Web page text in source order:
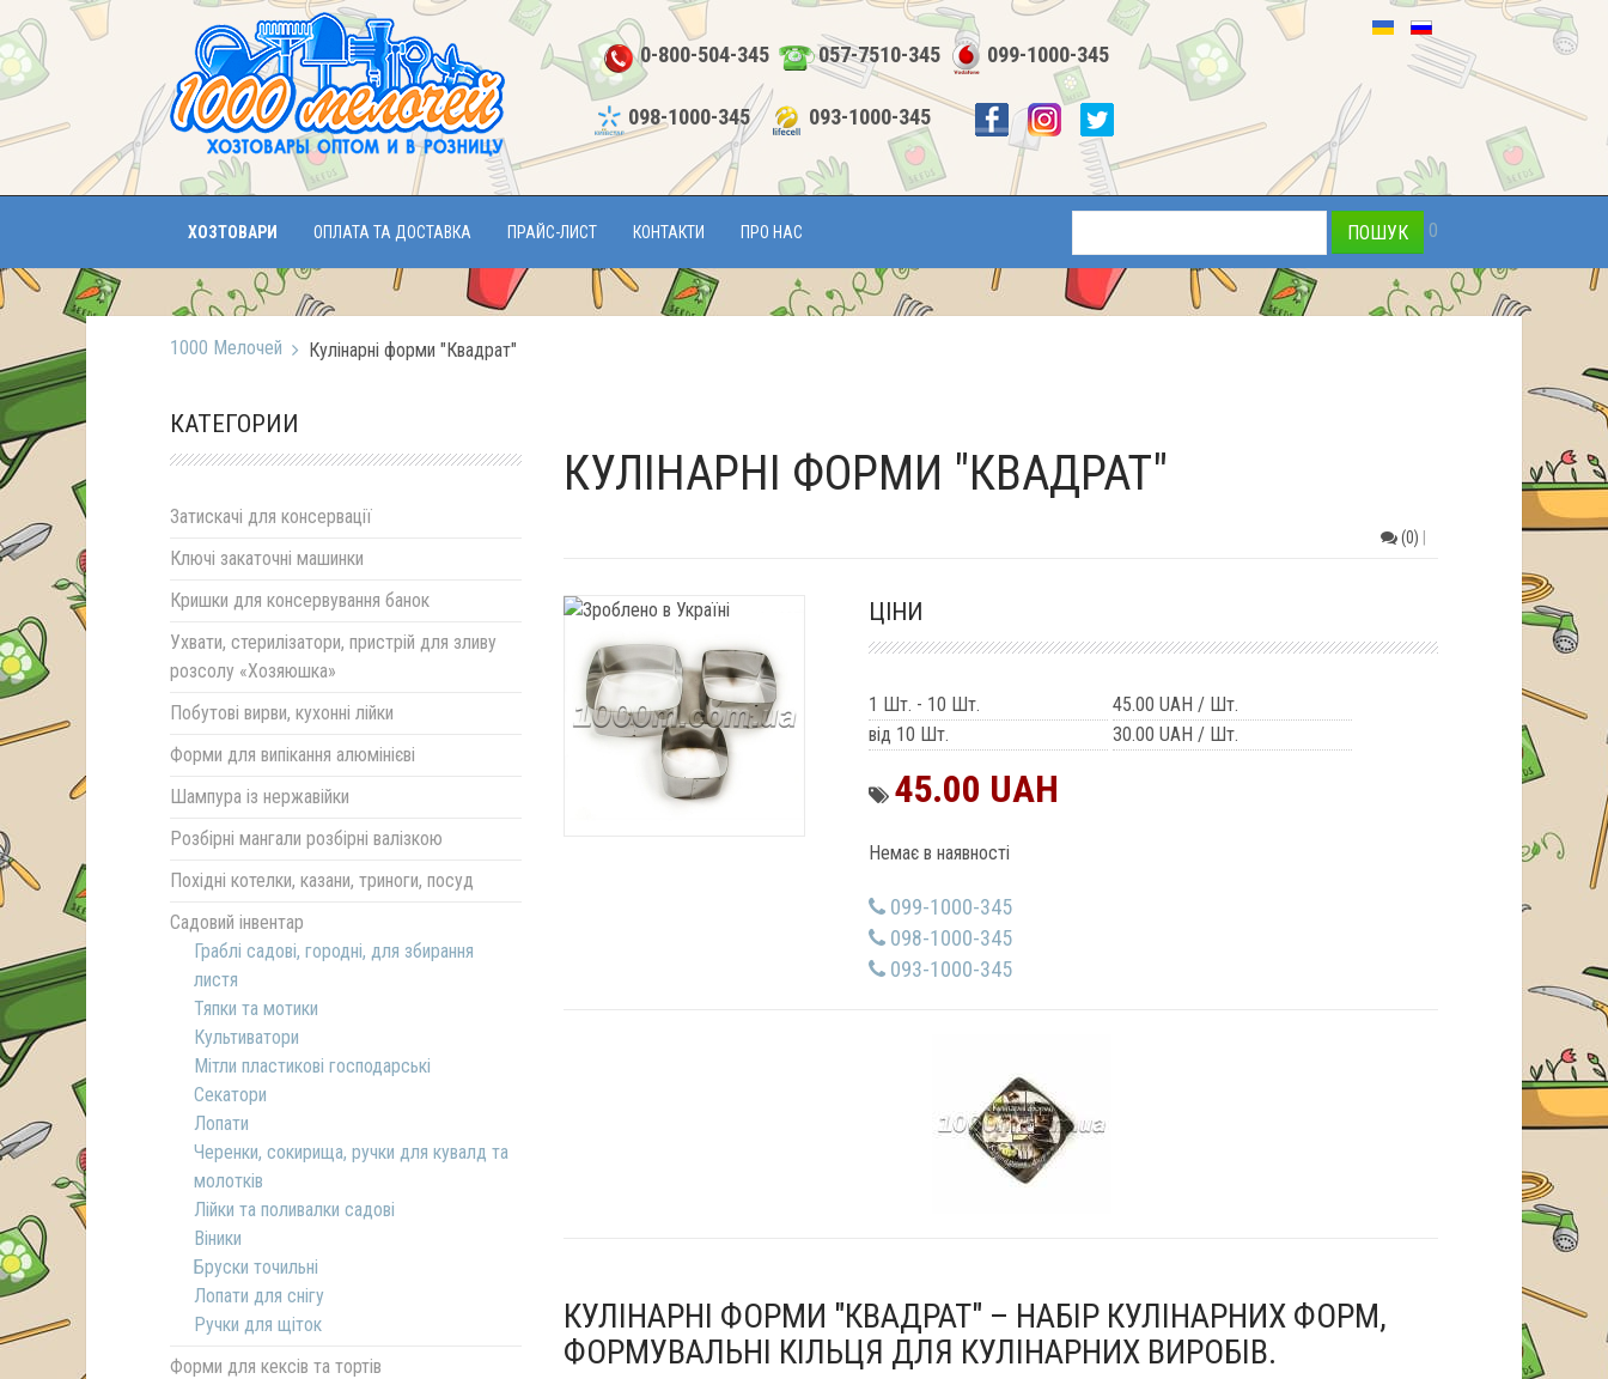
0-800-504-345 057-7510-345 099-1000-345
098-1000-345 093-1000-345
0
ХОЗТОВАРИ ОПЛАТА ТА ДОСТАВКА ПРАЙС-ЛИСТ КОНТАКТИ ПРО НАС
1000 Мелочей Кулінарні форми "Квадрат"
КУЛІНАРНІ ФОРМИ "КВАДРАТ"
(0)
ЦІНИ
1 Шт. - 10 Шт. 45.00 UAH / Шт.
від 10 Шт.
30.00 UAH / Шт.
45.00 UAH
Немає в наявності
099-1000-345
098-1000-345
093-1000-345
КУЛІНАРНІ ФОРМИ "КВАДРАТ" – НАБІР КУЛІНАРНИХ ФОРМ,
ФОРМУВАЛЬНІ КІЛЬЦЯ ДЛЯ КУЛІНАРНИХ ВИРОБІВ.
КАТЕГОРИИ
Затискачі для консервації
Ключі закаточні машинки
Кришки для консервування банок
Ухвати, стерилізатори, пристрій для зливу
розсолу «Хозяюшка»
Побутові вирви, кухонні лійки
Форми для випікання алюмінієві
Шампура із нержавійки
Розбірні мангали розбірні валізкою
Похідні котелки, казани, триноги, посуд
Садовий інвентар
Граблі садові, городні, для збирання
листя
Тяпки та мотики
Культиватори
Мітли пластикові господарські
Секатори
Лопати
Черенки, сокирища, ручки для кувалд та
молотків
Лійки та поливалки садові
Віники
Бруски точильні
Лопати для снігу
Ручки для щіток
Форми для кексів та тортів